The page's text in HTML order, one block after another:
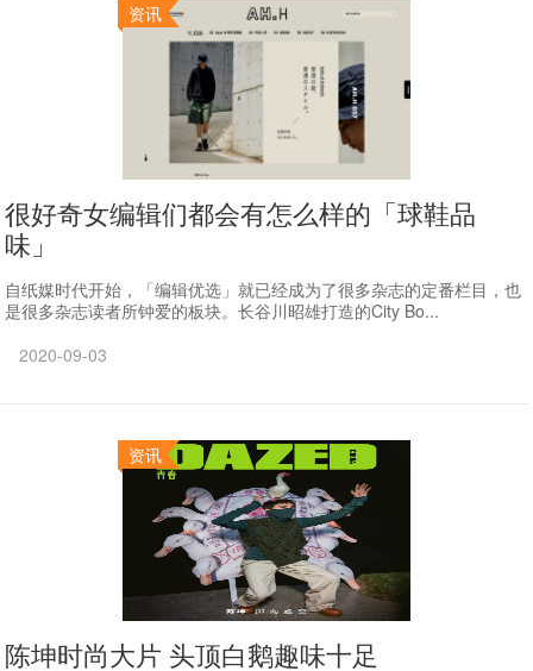
资讯
很好奇女编辑们都会有怎么样的「球鞋品
味」
自纸媒时代开始，「编辑优选」就已经成为了很多杂志的定番栏目，也
是很多杂志读者所钟爱的板块。长谷川昭雄打造的City Bo...
2020-09-03
资讯
陈坤时尚大片 头顶白鹅趣味十足